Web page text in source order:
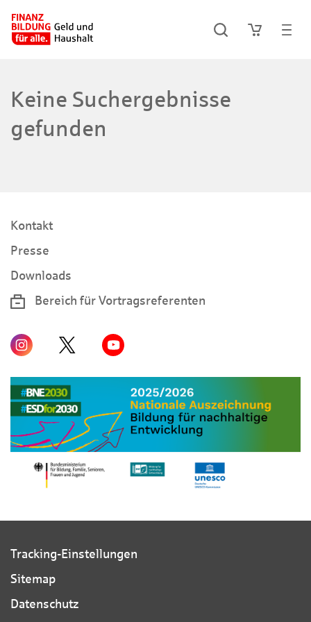
Keine Suchergebnisse
gefunden
Kontakt
Presse
Downloads
Bereich für Vortragsreferenten
Tracking-Einstellungen
Sitemap
Datenschutz